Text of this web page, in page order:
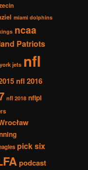
miami dolphins
ncaa
Patriots
jets nfl
nfl 2016
nfl 2018 nflpl
pick six
podcast